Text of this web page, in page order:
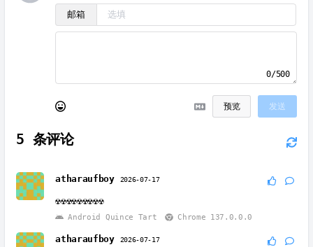
邮箱
0/500
预览 发送
5 条评论
atharaufboy 2026-07-17
☢️☢️☢️☢️☢️☢️☢️☢️☢️
Android Quince Tart Chrome 137.0.0.0
atharaufboy 2026-07-17